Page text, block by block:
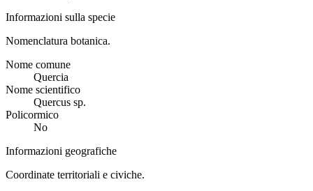
Informazioni sulla specie
Nomenclatura botanica.
Nome comune
Quercia
Nome scientifico
Quercus sp.
Policormico
No
Informazioni geografiche
Coordinate territoriali e civiche.